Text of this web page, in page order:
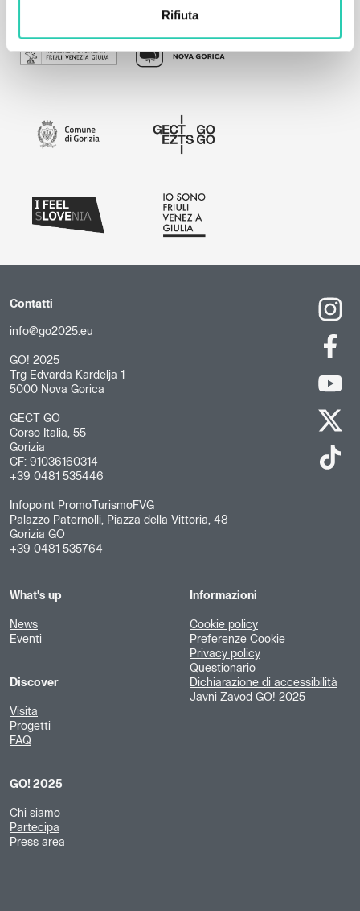
Rifiuta
Contatti
info@go2025.eu
GO! 2025
Trg Edvarda Kardelja 1
5000 Nova Gorica
GECT GO
Corso Italia, 55
Gorizia
CF: 91036160314
+39 0481 535446
Infopoint PromoTurismoFVG
Palazzo Paternolli, Piazza della Vittoria, 48
Gorizia GO
+39 0481 535764
What's up
News
Eventi
Discover
Visita
Progetti
FAQ
GO! 2025
Chi siamo
Partecipa
Press area
Informazioni
Cookie policy
Preferenze Cookie
Privacy policy
Questionario
Dichiarazione di accessibilità
Javni Zavod GO! 2025